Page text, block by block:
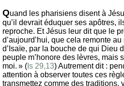
Quand les pharisiens disent à
qu’il devrait éduquer ses apôtres,
reproche. Et Jésus leur dit que le
d’aujourd’hui, que cela remonte
d’Isaïe, par la bouche de qui Dieu
peuple m’honore des lèvres, mais
moi. » ( Is 29,13) Autrement dit :
attention à observer toutes ces
transmettez comme des traditions,